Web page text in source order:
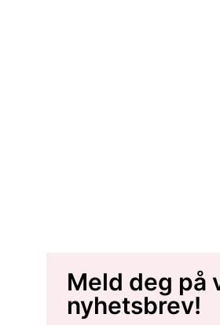
Meld deg på
nyhetsbrev!